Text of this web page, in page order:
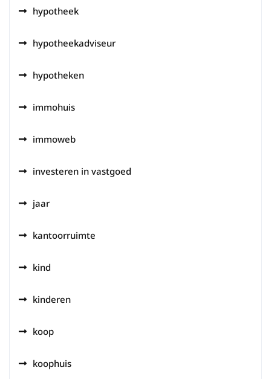
hypotheek
hypotheekadviseur
hypotheken
immohuis
immoweb
investeren in vastgoed
jaar
kantoorruimte
kind
kinderen
koop
koophuis